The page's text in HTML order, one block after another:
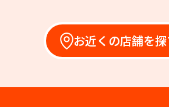
お近くの店舗を